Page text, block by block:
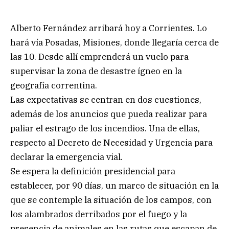
Alberto Fernández arribará hoy a Corrientes. Lo
hará vía Posadas, Misiones, donde llegaría cerca de
las 10. Desde allí emprenderá un vuelo para
supervisar la zona de desastre ígneo en la
geografía correntina.
Las expectativas se centran en dos cuestiones,
además de los anuncios que pueda realizar para
paliar el estrago de los incendios. Una de ellas,
respecto al Decreto de Necesidad y Urgencia para
declarar la emergencia vial.
Se espera la definición presidencial para
establecer, por 90 días, un marco de situación en la
que se contemple la situación de los campos, con
los alambrados derribados por el fuego y la